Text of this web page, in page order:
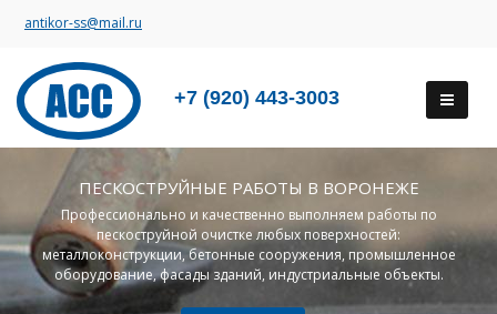
antikor-ss@mail.ru
+7 (920) 443-3003
ПЕСКОСТРУЙНЫЕ РАБОТЫ В ВОРОНЕЖЕ
Профессионально и качественно выполняем работы по
пескоструйной очистке любых поверхностей:
металлоконструкции, бетонные сооружения, промышленное
оборудование, фасады зданий, индустриальные объекты.